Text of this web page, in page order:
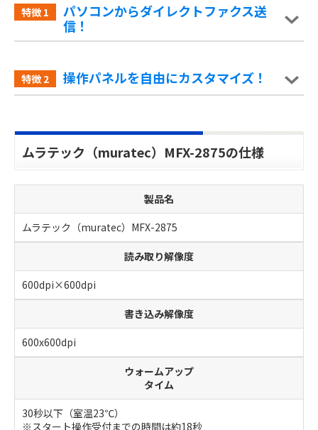
特徴 1
パソコンからダイレクトファクス送
信！
特徴 2 操作パネルを自由にカスタマイズ！
ムラテック（muratec）MFX-2875の仕様
製品名
ムラテック（muratec）MFX-2875
読み取り解像度
600dpi×600dpi
書き込み解像度
600x600dpi
ウォームアップ
タイム
30秒以下（室温23℃）
※スタート操作受付までの時間は約18秒